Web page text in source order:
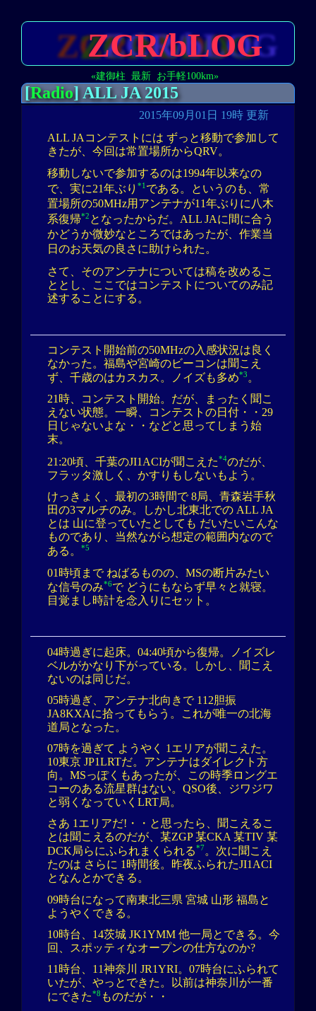
ZCR/bLOG
«建御柱 最新 お手軽100km»
[Radio] ALL JA 2015
2015年09月01日 19時 更新
ALL JAコンテストには ずっと移動で参加して
きたが、今回は常置場所からQRV。
移動しないで参加するのは1994年以来なの
で、実に21年ぶり *1 である。というのも、常
置場所の50MHz用アンテナが11年ぶりに八木
系復帰*2 となったからだ。ALL JAに間に合う
かどうか微妙なところではあったが、作業当
日のお天気の良さに助けられた。
さて、そのアンテナについては稿を改めるこ
ととし、ここではコンテストについてのみ記
述することにする。
コンテスト開始前の50MHzの入感状況は良く
なかった。福島や宮崎のビーコンは聞こえ
ず、千歳のはカスカス。ノイズも多め*3 。
21時、コンテスト開始。だが、まったく聞こ
えない状態。一瞬、コンテストの日付・・29
日じゃないよな・・などと思ってしまう始
末。
21:20頃、千葉のJI1ACIが聞こえた*4のだが、
フラッタ激しく、かすりもしないもよう。
けっきょく、最初の3時間で 8局、青森岩手秋
田の3マルチのみ。しかし北東北での ALL JA
とは 山に登っていたとしても だいたいこんな
ものであり、当然ながら想定の範囲内なので
ある。
*5
01時頃まで ねばるものの、MSの断片みたい
な信号のみ*6で どうにもならず早々と就寝。
目覚まし時計を念入りにセット。
04時過ぎに起床。04:40頃から復帰。ノイズレ
ベルがかなり下がっている。しかし、聞こえ
ないのは同じだ。
05時過ぎ、アンテナ北向きで 112胆振
JA8KXAに拾ってもらう。これが唯一の北海
道局となった。
07時を過ぎて ようやく 1エリアが聞こえた。
10東京 JP1LRTだ。アンテナはダイレクト方
向。MSっぽくもあったが、この時季ロングエ
コーのある流星群はない。QSO後、ジワジワ
と弱くなっていくLRT局。
さあ 1エリアだ!・・と思ったら、聞こえるこ
とは聞こえるのだが、某ZGP 某CKA 某TIV 某
DCK局らにふられまくられる*7。次に聞こえ
たのは さらに 1時間後。昨夜ふられたJI1ACI
となんとかできる。
09時台になって南東北三県 宮城 山形 福島と
ようやくできる。
10時台、14茨城 JK1YMM 他一局とできる。今
回、スポッティなオープンの仕方なのか?
11時台、11神奈川 JR1YRI。07時台にふられて
いたが、やっとできた。以前は神奈川が一番
にできた*8 ものだが・・